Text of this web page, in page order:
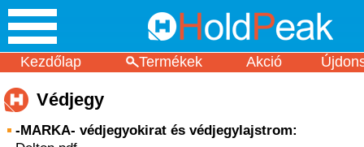
Kezdőlap Termékek Akció
Védjegy
-MARKA- védjegyokirat és védjegylajstrom: